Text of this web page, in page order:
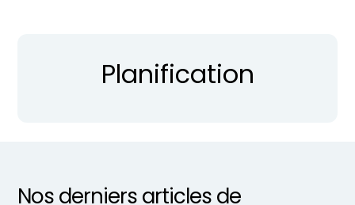
Planification
Nos derniers articles de